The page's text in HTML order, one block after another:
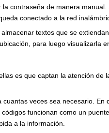
contraseña de manera
conectado a la red
textos que se
para luego visualizarla
es que captan la atención de
veces sea necesario. En
funcionan como un
a la información.